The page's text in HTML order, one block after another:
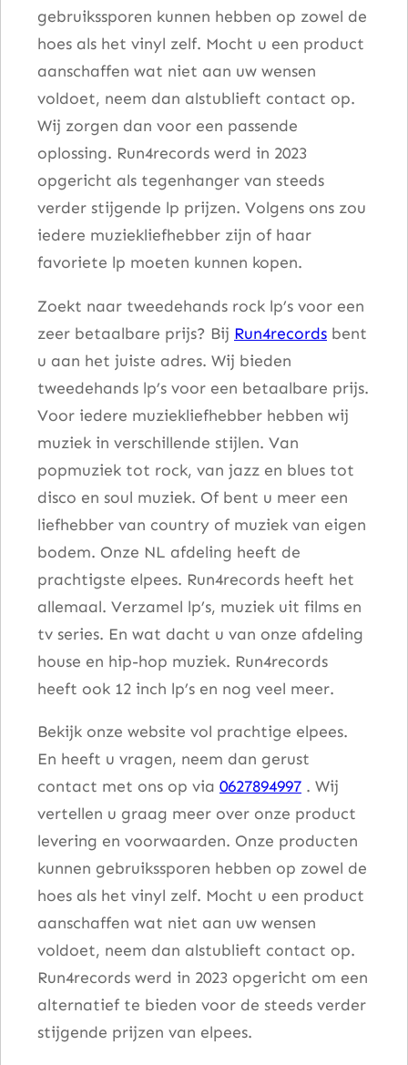
gebruikssporen kunnen hebben op zowel de
hoes als het vinyl zelf. Mocht u een product
aanschaffen wat niet aan uw wensen
voldoet, neem dan alstublieft contact op.
Wij zorgen dan voor een passende
oplossing. Run4records werd in 2023
opgericht als tegenhanger van steeds
verder stijgende lp prijzen. Volgens ons zou
iedere muziekliefhebber zijn of haar
favoriete lp moeten kunnen kopen.
Zoekt naar tweedehands rock lp’s voor een
zeer betaalbare prijs? Bij Run4records bent
u aan het juiste adres. Wij bieden
tweedehands lp’s voor een betaalbare prijs.
Voor iedere muziekliefhebber hebben wij
muziek in verschillende stijlen. Van
popmuziek tot rock, van jazz en blues tot
disco en soul muziek. Of bent u meer een
liefhebber van country of muziek van eigen
bodem. Onze NL afdeling heeft de
prachtigste elpees. Run4records heeft het
allemaal. Verzamel lp’s, muziek uit films en
tv series. En wat dacht u van onze afdeling
house en hip-hop muziek. Run4records
heeft ook 12 inch lp’s en nog veel meer.
Bekijk onze website vol prachtige elpees.
En heeft u vragen, neem dan gerust
contact met ons op via 0627894997 . Wij
vertellen u graag meer over onze product
levering en voorwaarden. Onze producten
kunnen gebruikssporen hebben op zowel de
hoes als het vinyl zelf. Mocht u een product
aanschaffen wat niet aan uw wensen
voldoet, neem dan alstublieft contact op.
Run4records werd in 2023 opgericht om een
alternatief te bieden voor de steeds verder
stijgende prijzen van elpees.